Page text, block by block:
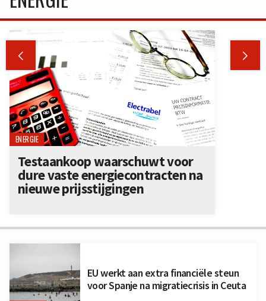
EU werkt aan extra financiële steun
voor Spanje na migratiecrisis in Ceuta
 
ENERGIE
Testaankoop waarschuwt voor
dure vaste energiecontracten na
nieuwe prijsstijgingen